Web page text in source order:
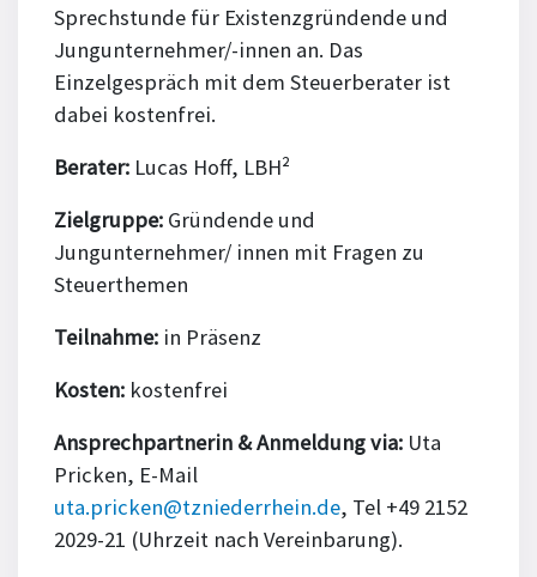
Sprechstunde für Existenzgründende und
Jungunternehmer/-innen an. Das
Einzelgespräch mit dem Steuerberater ist
dabei kostenfrei.
Berater: Lucas Hoff, LBH²
Zielgruppe: Gründende und
Jungunternehmer/ innen mit Fragen zu
Steuerthemen
Teilnahme: in Präsenz
Kosten: kostenfrei
Ansprechpartnerin & Anmeldung via: Uta
Pricken, E-Mail
uta.pricken@tzniederrhein.de, Tel +49 2152
2029-21 (Uhrzeit nach Vereinbarung).